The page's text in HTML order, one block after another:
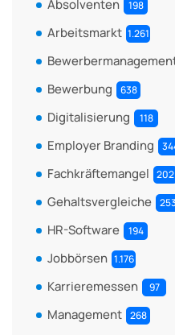
Absolventen 198
Arbeitsmarkt 1.261
Bewerbung 638
Digitalisierung 118
Employer Branding
Fachkräftemangel 202
Gehaltsvergleiche 253
HR-Software 194
Jobbörsen 1.176
Karrieremessen 97
Management 268